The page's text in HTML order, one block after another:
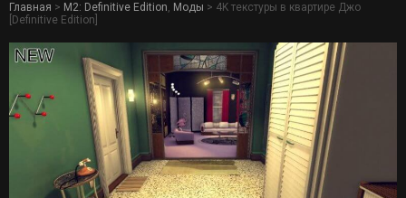
Главная > M2: Definitive Edition, Моды > 4K текстуры в квартире Джо
[Definitive Edition]